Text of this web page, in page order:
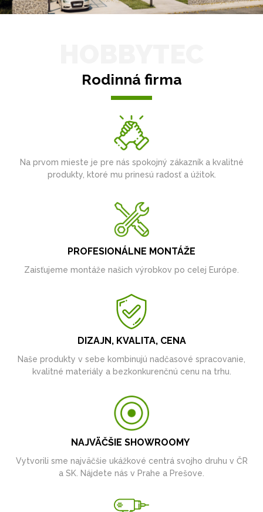
Rodinná firma
Na prvom mieste je pre nás spokojný zákazník a kvalitné
produkty, ktoré mu prinesú radosť a úžitok.
PROFESIONÁLNE MONTÁŽE
Zaisťujeme montáže našich výrobkov po celej Európe.
DIZAJN, KVALITA, CENA
Naše produkty v sebe kombinujú nadčasové spracovanie,
kvalitné materiály a bezkonkurenčnú cenu na trhu.
NAJVÄČŠIE SHOWROOMY
Vytvorili sme najväčšie ukážkové centrá svojho druhu v ČR
a SK. Nájdete nás v Prahe a Prešove.